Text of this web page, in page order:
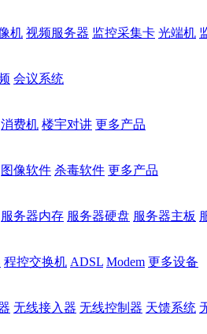
机 视频服务器 监控采集卡 光端机
会议系统
消费机 楼宇对讲 更多产品
图像软件 杀毒软件 更多产品
服务器内存 服务器硬盘 服务器主板
程控交换机 ADSL Modem 更多设备
无线接入器 无线控制器 天馈系统